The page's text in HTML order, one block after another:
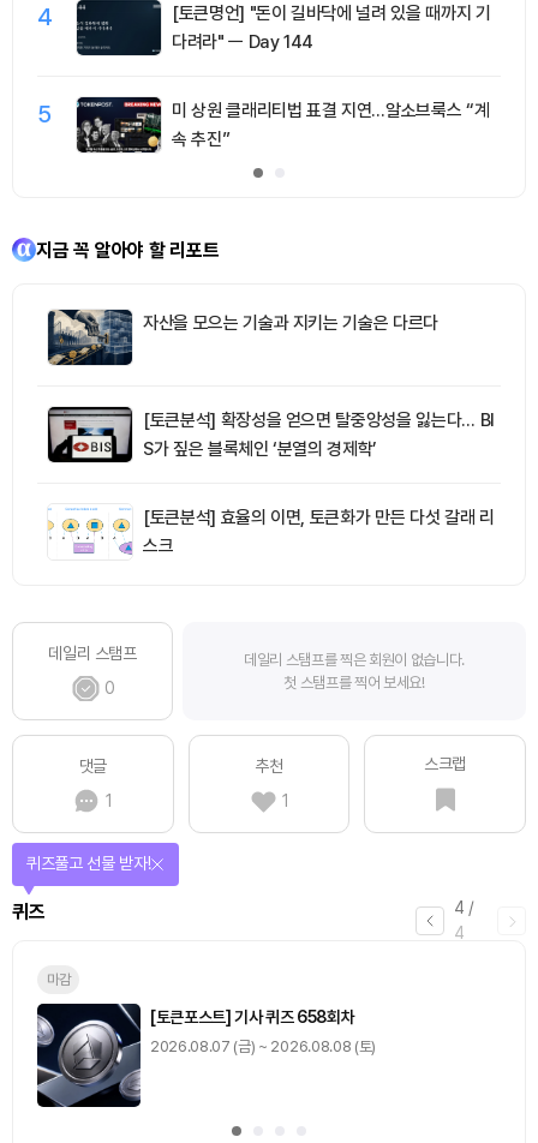
4
[토큰명언] "돈이 길바닥에 널려 있을 때까지 기
다려라" ㅡ Day 144
5
미 상원 클래리티법 표결 지연…알소브룩스 “계
속 추진”
지금 꼭 알아야 할 리포트
자산을 모으는 기술과 지키는 기술은 다르다
[토큰분석] 확장성을 얻으면 탈중앙성을 잃는다… BI
S가 짚은 블록체인 ‘분열의 경제학’
[토큰분석] 효율의 이면, 토큰화가 만든 다섯 갈래 리
스크
데일리 스탬프
0
데일리 스탬프를 찍은 회원이 없습니다.
첫 스탬프를 찍어 보세요!
댓글
1
추천
1
스크랩
4 /
4
퀴즈
퀴즈풀고 선물 받자!
마감
[토큰포스트] 기사 퀴즈 658회차
2026.08.07 (금) ~ 2026.08.08 (토)